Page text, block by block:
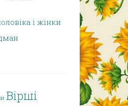
і жінки
Вірші